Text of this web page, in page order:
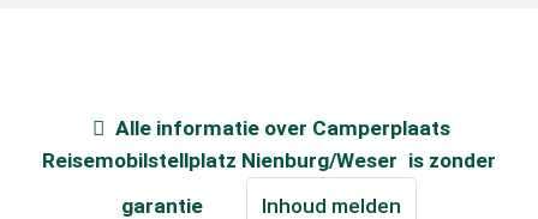
Alle informatie over Camperplaats
Reisemobilstellplatz Nienburg/Weser is zonder
garantie
Inhoud melden